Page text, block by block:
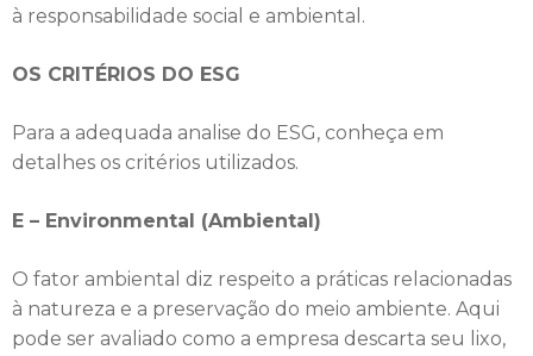
à responsabilidade social e ambiental.
OS CRITÉRIOS DO ESG
Para a adequada analise do ESG, conheça em
detalhes os critérios utilizados.
E – Environmental (Ambiental)
O fator ambiental diz respeito a práticas relacionadas
à natureza e a preservação do meio ambiente. Aqui
pode ser avaliado como a empresa descarta seu lixo,